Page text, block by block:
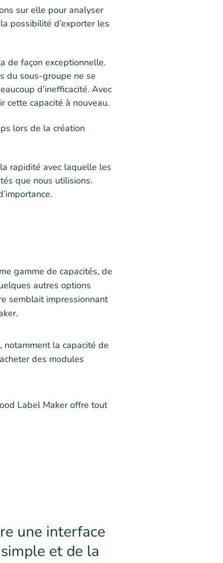
sur elle pour analyser
possibilité d’exporter les
de façon exceptionnelle.
du sous-groupe ne se
d’inefficacité. Avec
cette capacité à nouveau.
lors de la création
rapidité avec laquelle les
que nous utilisions.
gamme de capacités, de
autres options
semblait impressionnant
notamment la capacité de
des modules
Label Maker offre tout
une interface
et de la